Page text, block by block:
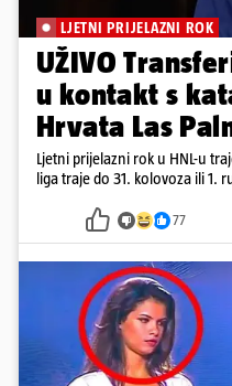
LJETNI PRIJELAZNI ROK
UŽIVO
u kontakt s
Hrvata Las
Ljetni prijelazni rok u HNL-u
liga traje do 31. kolovoza ili 1.
77